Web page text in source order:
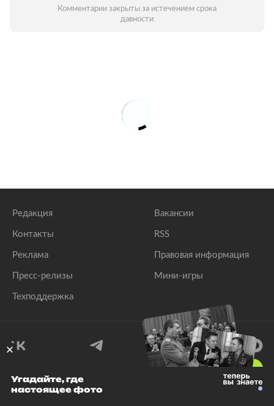
Комментарии закрыты за истечением срока
давности
Редакция
Контакты
Реклама
Пресс-релизы
Техподдержка
Вакансии
RSS
Правовая информация
Мини-игры
© 1999–2026 Все права защищены.
Угадайте, где
настоящее фото